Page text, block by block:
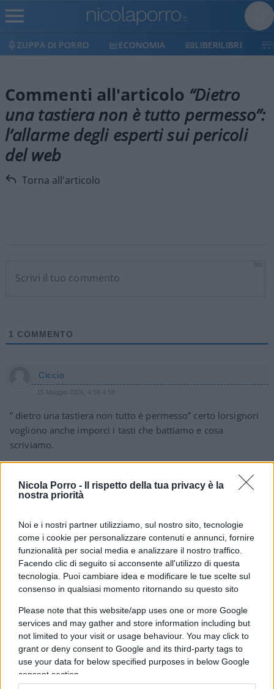
Nicola Porro -
Il rispetto della tua privacy è la
nostra priorità
Noi e i nostri partner utilizziamo, sul nostro sito, tecnologie
come i cookie per personalizzare contenuti e annunci, fornire
funzionalità per social media e analizzare il nostro traffico.
Facendo clic di seguito si acconsente all'utilizzo di questa
tecnologia. Puoi cambiare idea e modificare le tue scelte sul
consenso in qualsiasi momento ritornando su questo sito
Please note that this website/app uses one or more Google
services and may gather and store information including but
not limited to your visit or usage behaviour. You may click to
grant or deny consent to Google and its third-party tags to
use your data for below specified purposes in below Google
consent section.
ZUPPA DI PORRO ECONOMIA LIBERILIBRI
Commenti all'articolo “Dietro
una tastiera non è tutto permesso”:
l’allarme degli esperti sui pericoli
del web
Torna all'articolo
1 COMMENTO
Ciccio
15 Maggio 2026, 4:58 4:58
” dietro una tastiera non tutto è permesso” certo lorsignori
vogliono anche imporci i tasti che battiamo e cosa
scriviamo.
IL PIÙ LETTO DEL MESE